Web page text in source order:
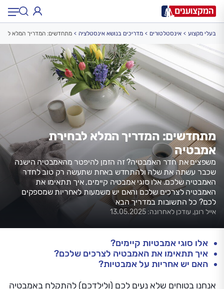
תחוםתחום:
עירעיר: תל אביב, חיפה…
מתחדשים: המדריך המלא לבחירת
אמבטיה
משפצים את חדר האמבטיה? זה הזמן להיפטר מהאמבטיה הישנה
שכבר עשתה את שלה ולהתחדש באחת שתעשה רק טוב לחדר
האמבטיה שלכם. אלו סוגי אמבטיה קיימים, איך תתאימו את
האמבטיה לצרכים שלכם והאם יש משמעות לאחריות שמספקים
לכם? כל התשובות במדריך הבא
אייל רונן, עודכן לאחרונה: 13.05.2025
בעלי מקצוע אינסטלטורים מדריכים בנושא אינסטלציה מתחדשים: המדריך המלא
אלו סוגי אמבטיות קיימים?
איך תתאימו את האמבטיה לצרכים שלכם?
האם יש אחריות על אמבטיות?
אנחנו בטוחים שלא נעים לכם (ולילדכם) להתקלח באמבטיה